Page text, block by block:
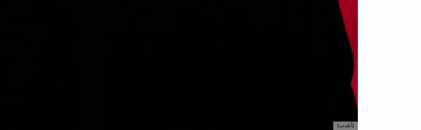
(أ.ف.ب)